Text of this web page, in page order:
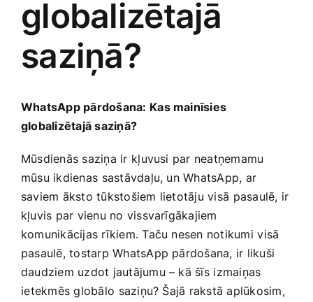
Medicīnas preces
Mobilie telefoni, planšetdatori
Preces birojam
Preces pieaugušajiem
Rotaļlietas, bērnu preces
globalizētajā
saziņā?
WhatsApp pārdošana: ⁢Kas mainīsies
‍globalizētajā‍ saziņā?
Mūsdienās saziņa ir⁤ kļuvusi par neatņemamu
mūsu ikdienas⁤ sastāvdaļu, un WhatsApp, ar
saviem āksto tūkstošiem‌ lietotāju visā ⁤pasaulē,‌ ir
‍kļuvis par vienu no vissvarīgākajiem
komunikācijas rīkiem. ‍Taču nesen notikumi⁣ visā
pasaulē, tostarp WhatsApp pārdošana, ir likuši
daudziem ‌uzdot jautājumu – kā šīs ⁣izmaiņas
⁤ietekmēs globālo ⁢saziņu? Šajā ‌rakstā aplūkosim,‍